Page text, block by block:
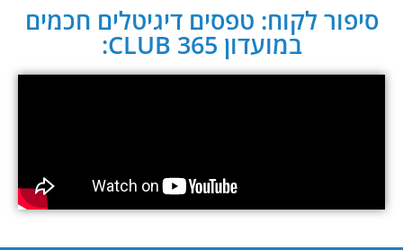
סיפור לקוח: טפסים דיגיטלים חכמים
במועדון CLUB 365: